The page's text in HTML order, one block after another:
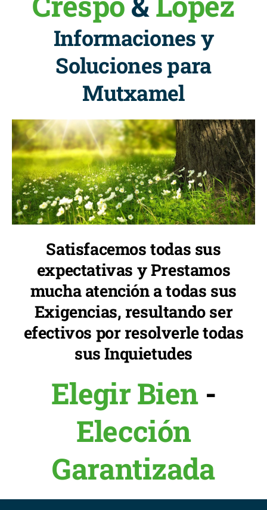
Informaciones y
Soluciones para
Mutxamel
Satisfacemos todas sus
expectativas y Prestamos
mucha atención a todas sus
Exigencias, resultando ser
efectivos por resolverle todas
sus Inquietudes
Elegir Bien -
Elección
Garantizada